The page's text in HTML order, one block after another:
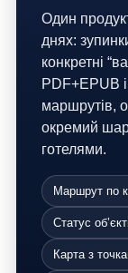
Один
днях:
конкретні
PDF+EPUB
маршрутів,
окремий шар
готелями.
Маршрут по
Статус
Карта з